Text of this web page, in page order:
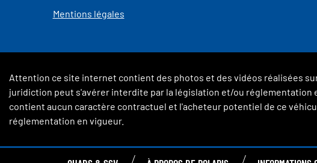
Mentions légales
Attention ce site internet contient des photos et des vidéos réalisées
juridiction peut s'avérer interdite par la législation et/ou réglementation
contient aucun caractère contractuel et l'acheteur potentiel de ce
réglementation en vigueur.